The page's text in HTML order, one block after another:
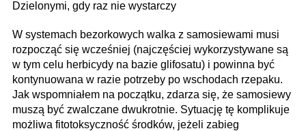
Dzielonymi, gdy raz nie wystarczy
W systemach bezorkowych walka z samosiewami musi
rozpocząć się wcześniej (najczęściej wykorzystywane są
w tym celu herbicydy na bazie glifosatu) i powinna być
kontynuowana w razie potrzeby po wschodach rzepaku.
Jak wspomniałem na początku, zdarza się, że samosiewy
muszą być zwalczane dwukrotnie. Sytuację tę komplikuje
możliwa fitotoksyczność środków, jeżeli zabieg